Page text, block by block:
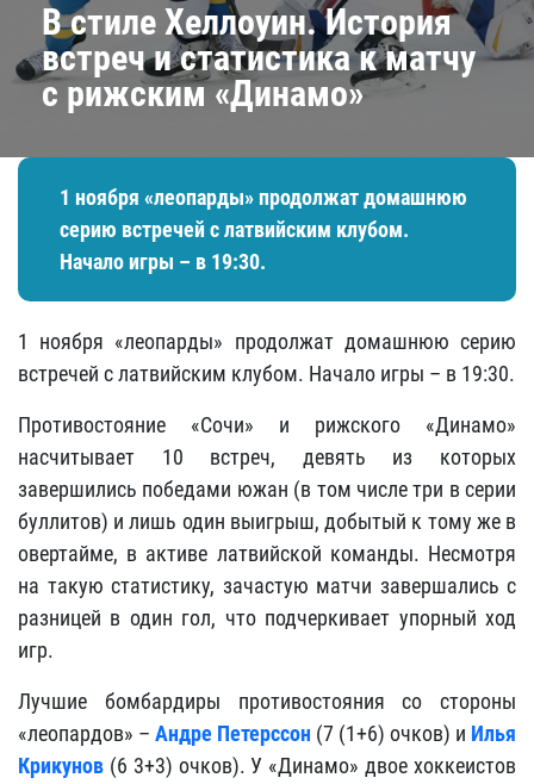
В стиле Хеллоуин. История
встреч и статистика к матчу
с рижским «Динамо»
1 ноября «леопарды» продолжат домашнюю
серию встречей с латвийским клубом.
Начало игры – в 19:30.
1 ноября «леопарды» продолжат домашнюю серию
встречей с латвийским клубом. Начало игры – в 19:30.
Противостояние «Сочи» и рижского «Динамо»
насчитывает 10 встреч, девять из которых
завершились победами южан (в том числе три в серии
буллитов) и лишь один выигрыш, добытый к тому же в
овертайме, в активе латвийской команды. Несмотря
на такую статистику, зачастую матчи завершались с
разницей в один гол, что подчеркивает упорный ход
игр.
Лучшие бомбардиры противостояния со стороны
«леопардов» – Андре Петерссон (7 (1+6) очков) и Илья
Крикунов (6 3+3) очков). У «Динамо» двое хоккеистов